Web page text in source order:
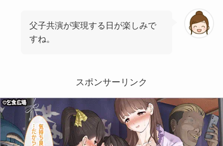
父子共演が実現する日が楽しみで
すね。
スポンサーリンク